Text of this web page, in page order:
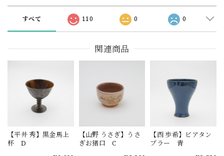
すべて 110 0 0
関連商品
【平井 秀】黒金馬上
杯 D
【山野 うさぎ】うさ
ぎお猪口 C
【西 歩希】ビアタン
ブラー 青